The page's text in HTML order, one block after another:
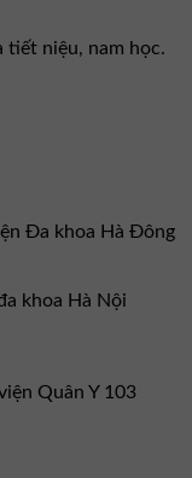
tiết niệu, nam học.
Đa khoa Hà Đông
khoa Hà Nội
Quân Y 103